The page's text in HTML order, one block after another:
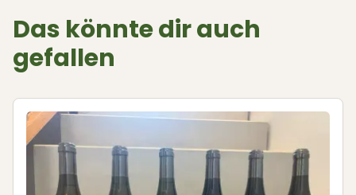
Das könnte dir auch
gefallen